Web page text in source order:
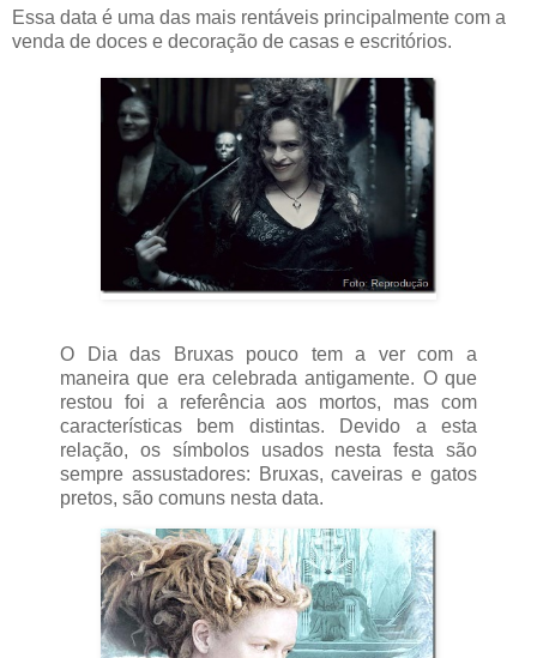
Essa data é uma das mais rentáveis principalmente com a
venda de doces e decoração de casas e escritórios.
O Dia das Bruxas pouco tem a ver com a
maneira que era celebrada antigamente. O que
restou foi a referência aos mortos, mas com
características bem distintas. Devido a esta
relação, os símbolos usados nesta festa são
sempre assustadores: Bruxas, caveiras e gatos
pretos, são comuns nesta data.